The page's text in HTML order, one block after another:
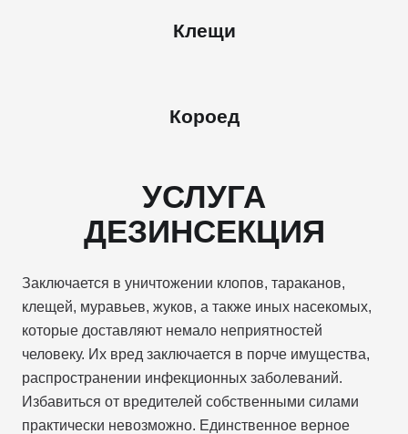
Клещи
Короед
УСЛУГА
ДЕЗИНСЕКЦИЯ
Заключается в уничтожении клопов, тараканов,
клещей, муравьев, жуков, а также иных насекомых,
которые доставляют немало неприятностей
человеку. Их вред заключается в порче имущества,
распространении инфекционных заболеваний.
Избавиться от вредителей собственными силами
практически невозможно. Единственное верное